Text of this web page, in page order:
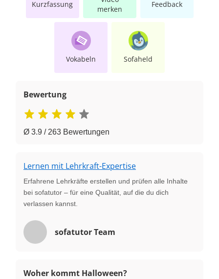
Kurzfassung
merken
Feedback
Vokabeln Sofaheld
Bewertung
Ø 3.9 / 263 Bewertungen
Lernen mit Lehrkraft-Expertise
Erfahrene Lehrkräfte erstellen und prüfen alle Inhalte
bei sofatutor – für eine Qualität, auf die du dich
verlassen kannst.
sofatutor Team
Woher kommt Halloween?